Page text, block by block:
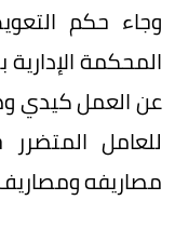
وجاء حكم
المحكمة الإدارية
عن العمل كيدي
للعامل
مصاريفه ومصاريف